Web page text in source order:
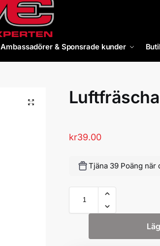
Ambassadörer & Sponsrade kunder
kr39.00
Tjäna 39 Poäng